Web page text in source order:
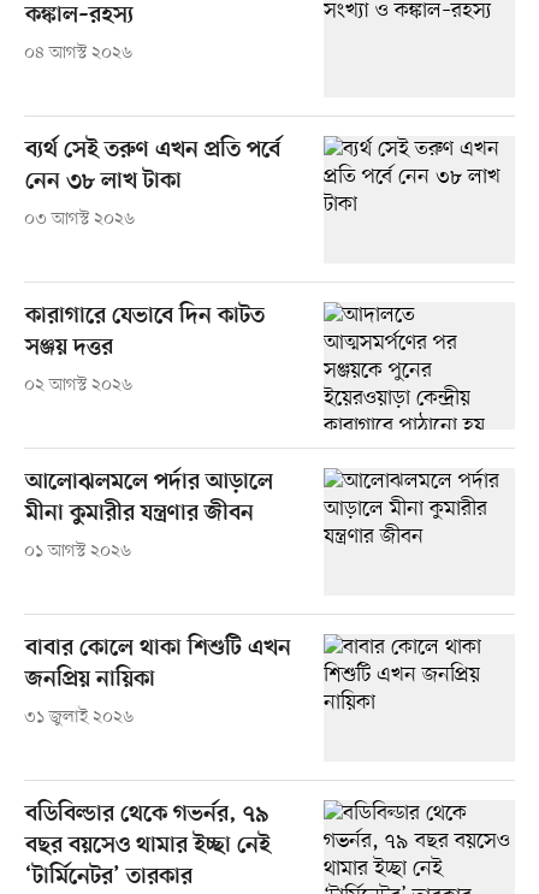
কঙ্কাল–রহস্য
০৪ আগস্ট ২০২৬
ব্যর্থ সেই তরুণ এখন প্রতি পর্বে
নেন ৩৮ লাখ টাকা
০৩ আগস্ট ২০২৬
কারাগারে যেভাবে দিন কাটত
সঞ্জয় দত্তর
০২ আগস্ট ২০২৬
আলোঝলমলে পর্দার আড়ালে
মীনা কুমারীর যন্ত্রণার জীবন
০১ আগস্ট ২০২৬
বাবার কোলে থাকা শিশুটি এখন
জনপ্রিয় নায়িকা
৩১ জুলাই ২০২৬
বডিবিল্ডার থেকে গভর্নর, ৭৯
বছর বয়সেও থামার ইচ্ছা নেই
‘টার্মিনেটর’ তারকার